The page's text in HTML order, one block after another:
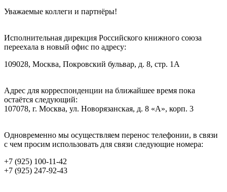
Уважаемые коллеги и партнёры!
Исполнительная дирекция Российского книжного союза
переехала в новый офис по адресу:
109028, Москва, Покровский бульвар, д. 8, стр. 1А
Адрес для корреспонденции на ближайшее время пока
остаётся следующий:
107078, г. Москва, ул. Новорязанская, д. 8 «А», корп. 3
Одновременно мы осуществляем перенос телефонии, в связи
с чем просим использовать для связи следующие номера:
+7 (925) 100-11-42
+7 (925) 247-92-43